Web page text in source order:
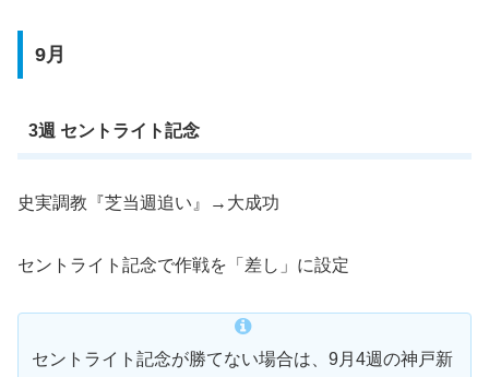
9月
3週 セントライト記念
史実調教『芝当週追い』→大成功
セントライト記念で作戦を「差し」に設定
セントライト記念が勝てない場合は、9月4週の神戸新